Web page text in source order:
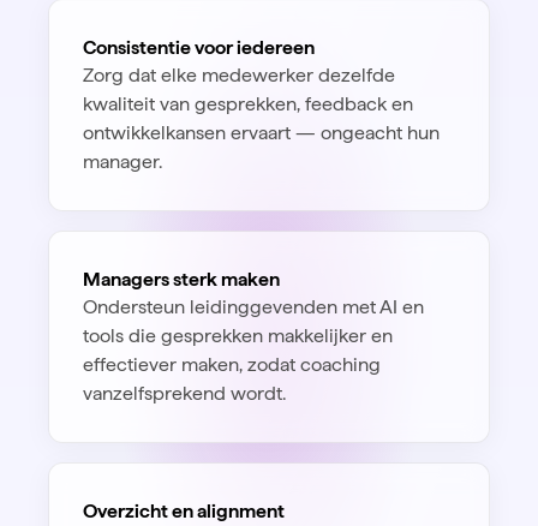
Consistentie voor iedereen
Zorg dat elke medewerker dezelfde
kwaliteit van gesprekken, feedback en
ontwikkelkansen ervaart — ongeacht hun
manager.
Managers sterk maken
Ondersteun leidinggevenden met AI en
tools die gesprekken makkelijker en
effectiever maken, zodat coaching
vanzelfsprekend wordt.
Overzicht en alignment